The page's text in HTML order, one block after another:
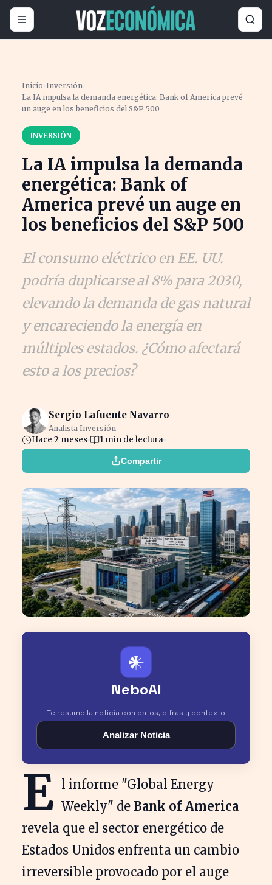
Inicio ›Inversión›
La IA impulsa la demanda energética: Bank of America prevé
un auge en los beneficios del S&P 500
INVERSIÓN
La IA impulsa la demanda
energética: Bank of
America prevé un auge en
los beneficios del S&P 500
El consumo eléctrico en EE. UU.
podría duplicarse al 8% para 2030,
elevando la demanda de gas natural
y encareciendo la energía en
múltiples estados. ¿Cómo afectará
esto a los precios?
Sergio Lafuente Navarro
Analista Inversión
Hace 2 meses 1 min de lectura
Compartir
𒀭
NeboAI
Te resumo la noticia con datos, cifras y contexto
Analizar Noticia
E l informe "Global Energy
Weekly" de Bank of America
revela que el sector energético de
Estados Unidos enfrenta un cambio
irreversible provocado por el auge